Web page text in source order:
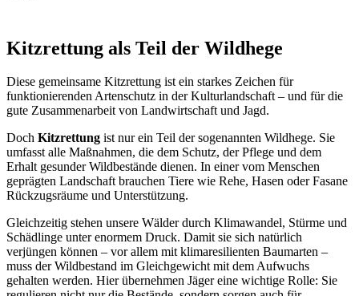
Kitzrettung als Teil der Wildhege
Diese gemeinsame Kitzrettung ist ein starkes Zeichen für
funktionierenden Artenschutz in der Kulturlandschaft – und für die
gute Zusammenarbeit von Landwirtschaft und Jagd.
Doch Kitzrettung ist nur ein Teil der sogenannten Wildhege. Sie
umfasst alle Maßnahmen, die dem Schutz, der Pflege und dem
Erhalt gesunder Wildbestände dienen. In einer vom Menschen
geprägten Landschaft brauchen Tiere wie Rehe, Hasen oder Fasane
Rückzugsräume und Unterstützung.
Gleichzeitig stehen unsere Wälder durch Klimawandel, Stürme und
Schädlinge unter enormem Druck. Damit sie sich natürlich
verjüngen können – vor allem mit klimaresilienten Baumarten –
muss der Wildbestand im Gleichgewicht mit dem Aufwuchs
gehalten werden. Hier übernehmen Jäger eine wichtige Rolle: Sie